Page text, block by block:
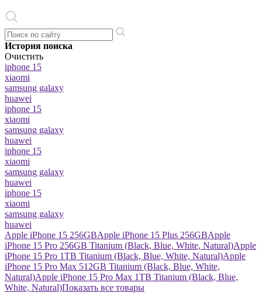
История поиска
Очистить
iphone 15
xiaomi
samsung galaxy
huawei
iphone 15
xiaomi
samsung galaxy
huawei
iphone 15
xiaomi
samsung galaxy
huawei
iphone 15
xiaomi
samsung galaxy
huawei
Apple iPhone 15 256GBApple iPhone 15 Plus 256GBApple
iPhone 15 Pro 256GB Titanium (Black, Blue, White, Natural)Apple
iPhone 15 Pro 1TB Titanium (Black, Blue, White, Natural)Apple
iPhone 15 Pro Max 512GB Titanium (Black, Blue, White,
Natural)Apple iPhone 15 Pro Max 1TB Titanium (Black, Blue,
White, Natural)Показать все товары